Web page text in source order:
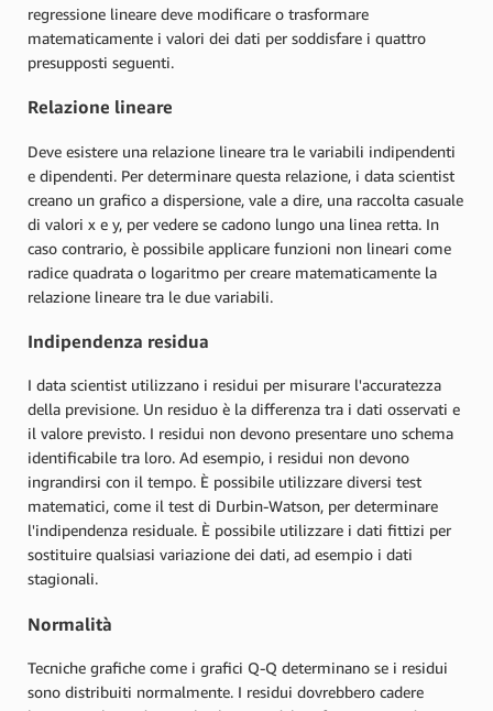
regressione lineare deve modificare o trasformare
matematicamente i valori dei dati per soddisfare i quattro
presupposti seguenti.
Relazione lineare
Deve esistere una relazione lineare tra le variabili indipendenti
e dipendenti. Per determinare questa relazione, i data scientist
creano un grafico a dispersione, vale a dire, una raccolta casuale
di valori x e y, per vedere se cadono lungo una linea retta. In
caso contrario, è possibile applicare funzioni non lineari come
radice quadrata o logaritmo per creare matematicamente la
relazione lineare tra le due variabili.
Indipendenza residua
I data scientist utilizzano i residui per misurare l'accuratezza
della previsione. Un residuo è la differenza tra i dati osservati e
il valore previsto. I residui non devono presentare uno schema
identificabile tra loro. Ad esempio, i residui non devono
ingrandirsi con il tempo. È possibile utilizzare diversi test
matematici, come il test di Durbin-Watson, per determinare
l'indipendenza residuale. È possibile utilizzare i dati fittizi per
sostituire qualsiasi variazione dei dati, ad esempio i dati
stagionali.
Normalità
Tecniche grafiche come i grafici Q-Q determinano se i residui
sono distribuiti normalmente. I residui dovrebbero cadere